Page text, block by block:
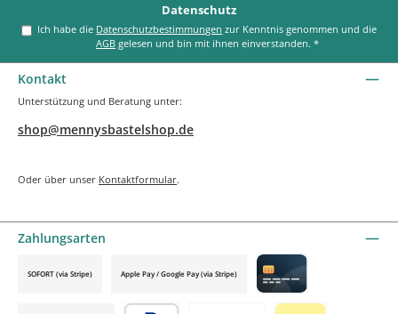
Datenschutz
Ich habe die Datenschutzbestimmungen
AGB gelesen und bin mit ihnen einverstanden.*
Kontakt
Unterstützung und Beratung unter:
shop@mennysbastelshop.de
Oder über unser Kontaktformular.
Zahlungsarten
SOFORT (via Stripe) Apple Pay / Google Pay (via Stripe)
Credit card by mollie